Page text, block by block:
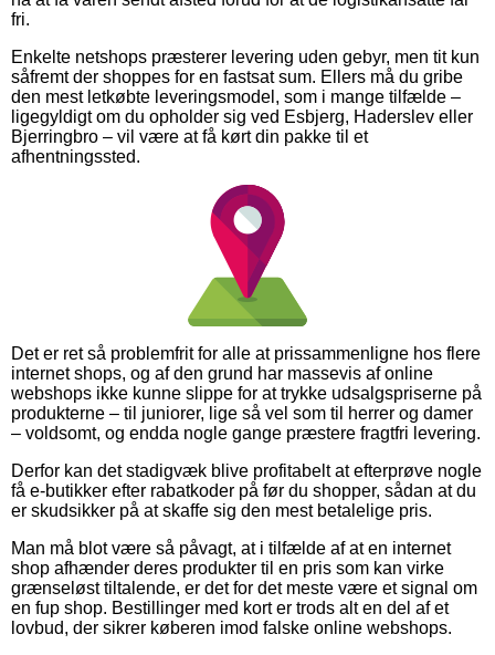
fri.
Enkelte netshops præsterer levering uden gebyr, men tit kun
såfremt der shoppes for en fastsat sum. Ellers må du gribe
den mest letkøbte leveringsmodel, som i mange tilfælde –
ligegyldigt om du opholder sig ved Esbjerg, Haderslev eller
Bjerringbro – vil være at få kørt din pakke til et
afhentningssted.
Det er ret så problemfrit for alle at prissammenligne hos flere
internet shops, og af den grund har massevis af online
webshops ikke kunne slippe for at trykke udsalgspriserne på
produkterne – til juniorer, lige så vel som til herrer og damer
– voldsomt, og endda nogle gange præstere fragtfri levering.
Derfor kan det stadigvæk blive profitabelt at efterprøve nogle
få e-butikker efter rabatkoder på før du shopper, sådan at du
er skudsikker på at skaffe sig den mest betalelige pris.
Man må blot være så påvagt, at i tilfælde af at en internet
shop afhænder deres produkter til en pris som kan virke
grænseløst tiltalende, er det for det meste være et signal om
en fup shop. Bestillinger med kort er trods alt en del af et
lovbud, der sikrer køberen imod falske online webshops.